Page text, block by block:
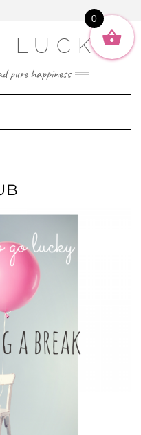
LUCKY
pure happiness
Navigation
0